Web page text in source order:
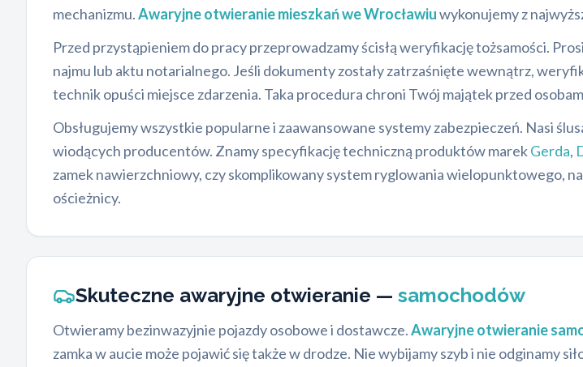
mechanizmu.Awaryjne otwieranie mieszkań we Wrocławiuwykonujemy z
Przed przystąpieniem do pracy przeprowadzamy ścisłą weryfikację tożsamości.
najmu lub aktu notarialnego. Jeśli dokumenty zostały zatrzaśnięte wewnątrz,
technik opuści miejsce zdarzenia. Taka procedura chroni Twój majątek przed
Obsługujemy wszystkie popularne i zaawansowane systemy zabezpieczeń. Nasi
wiodących producentów. Znamy specyfikację techniczną produktów marekGerda,
zamek nawierzchniowy, czy skomplikowany system ryglowania wielopunktowego,
ościeżnicy.
Skuteczne awaryjne otwieranie — samochodów
Otwieramy bezinwazyjnie pojazdy osobowe i dostawcze.Awaryjne otwieranie
zamka w aucie może pojawić się także w drodze. Nie wybijamy szyb i nie odginamy